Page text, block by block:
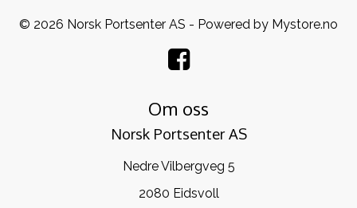
© 2026 Norsk Portsenter AS - Powered by Mystore.no
Om oss
Norsk Portsenter AS
Nedre Vilbergveg 5
2080 Eidsvoll